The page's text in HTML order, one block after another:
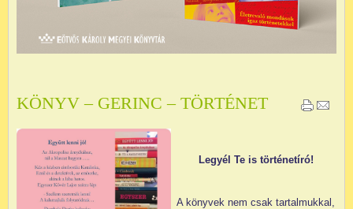
KÖNYV – GERINC – TÖRTÉNET
Legyél Te is történetíró!
A könyvek nem csak tartalmukkal,